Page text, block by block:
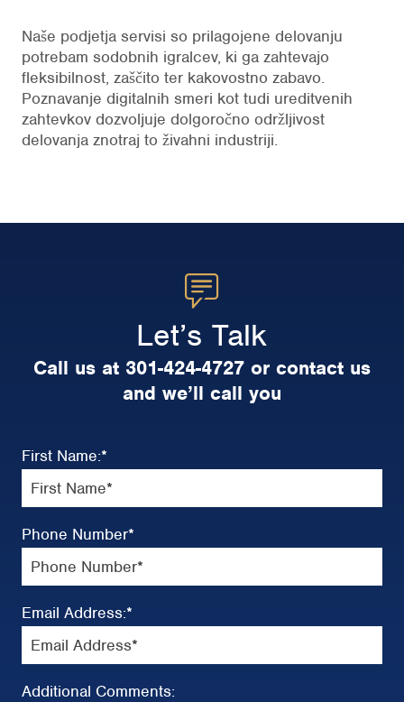
Naše podjetja servisi so prilagojene delovanju
potrebam sodobnih igralcev, ki ga zahtevajo
fleksibilnost, zaščito ter kakovostno zabavo.
Poznavanje digitalnih smeri kot tudi ureditvenih
zahtevkov dozvoljuje dolgoročno održljivost
delovanja znotraj to živahni industriji.
Let’s Talk
Call us at 301-424-4727 or contact us
and we’ll call you
First Name:*
Phone Number*
Email Address:*
Additional Comments: